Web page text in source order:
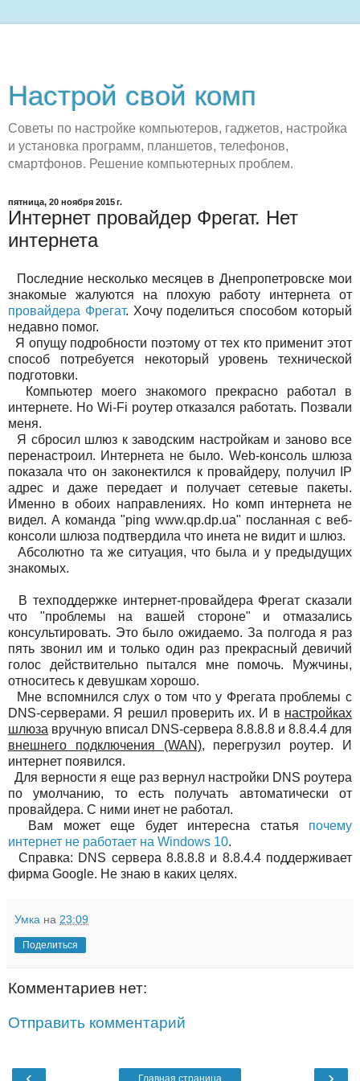
Настрой свой комп
Советы по настройке компьютеров, гаджетов, настройка
и установка программ, планшетов, телефонов,
смартфонов. Решение компьютерных проблем.
пятница, 20 ноября 2015 г.
Интернет провайдер Фрегат. Нет
интернета
Последние несколько месяцев в Днепропетровске мои
знакомые жалуются на плохую работу интернета от
провайдера Фрегат. Хочу поделиться способом который
недавно помог.
Я опущу подробности поэтому от тех кто применит этот
способ потребуется некоторый уровень технической
подготовки.
Компьютер моего знакомого прекрасно работал в
интернете. Но Wi-Fi роутер отказался работать. Позвали
меня.
Я сбросил шлюз к заводским настройкам и заново все
перенастроил. Интернета не было. Web-консоль шлюза
показала что он законектился к провайдеру, получил IP
адрес и даже передает и получает сетевые пакеты.
Именно в обоих направлениях. Но комп интернета не
видел. А команда "ping www.qp.dp.ua" посланная с веб-
консоли шлюза подтвердила что инета не видит и шлюз.
Абсолютно та же ситуация, что была и у предыдущих
знакомых.
В техподдержке интернет-провайдера Фрегат сказали
что "проблемы на вашей стороне" и отмазались
консультировать. Это было ожидаемо. За полгода я раз
пять звонил им и только один раз прекрасный девичий
голос действительно пытался мне помочь. Мужчины,
относитесь к девушкам хорошо.
Мне вспомнился слух о том что у Фрегата проблемы с
DNS-серверами. Я решил проверить их. И в настройках
шлюза вручную вписал DNS-сервера 8.8.8.8 и 8.8.4.4 для
внешнего подключения (WAN), перегрузил роутер. И
интернет появился.
Для верности я еще раз вернул настройки DNS роутера
по умолчанию, то есть получать автоматически от
провайдера. С ними инет не работал.
Вам может еще будет интересна статья почему
интернет не работает на Windows 10.
Справка: DNS сервера 8.8.8.8 и 8.8.4.4 поддерживает
фирма Google. Не знаю в каких целях.
Умка на 23:09
Поделиться
Комментариев нет:
Отправить комментарий
Главная страница